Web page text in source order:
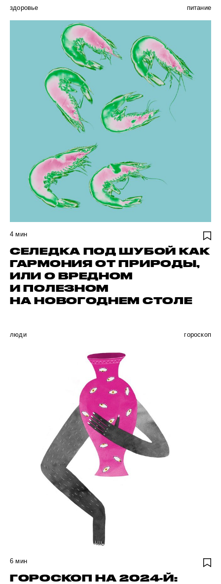
здоровье питание
4 мин
СЕЛЕДКА ПОД ШУБОЙ КАК
ГАРМОНИЯ ОТ ПРИРОДЫ,
ИЛИ О ВРЕДНОМ
И ПОЛЕЗНОМ
НА НОВОГОДНЕМ СТОЛЕ
люди гороскоп
6 мин
ГОРОСКОП НА 2024-Й: